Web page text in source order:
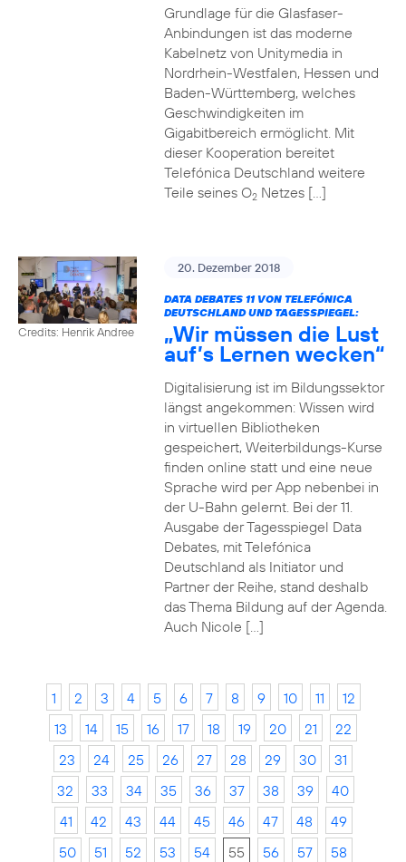
Grundlage für die Glasfaser-
Anbindungen ist das moderne
Kabelnetz von Unitymedia in
Nordrhein-Westfalen, Hessen und
Baden-Württemberg, welches
Geschwindigkeiten im
Gigabitbereich ermöglicht. Mit
dieser Kooperation bereitet
Telefónica Deutschland weitere
Teile seines O2Netzes […]
Credits: Henrik Andree
20. Dezember 2018
DATA DEBATES 11 VON TELEFÓNICA
DEUTSCHLAND UND TAGESSPIEGEL:
„Wir müssen die Lust
auf’s Lernen wecken“
Digitalisierung ist im Bildungssektor
längst angekommen: Wissen wird
in virtuellen Bibliotheken
gespeichert, Weiterbildungs-Kurse
finden online statt und eine neue
Sprache wird per App nebenbei in
der U-Bahn gelernt. Bei der 11.
Ausgabe der Tagesspiegel Data
Debates, mit Telefónica
Deutschland als Initiator und
Partner der Reihe, stand deshalb
das Thema Bildung auf der Agenda.
Auch Nicole […]
1 2 3 4 5 6 7 8 9 10 11
12
13
14 15 16 17 18 19 20 21
22
23
24 25 26 27 28 29 30
31
32
33 34 35 36 37 38 39
40
41
42 43 44 45 46 47 48
49
50
51 52 53 54 55 56 57
58